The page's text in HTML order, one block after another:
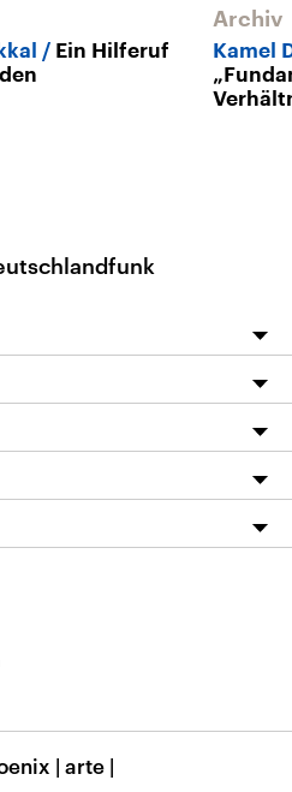
Ein Hilferuf
Archiv
Kamel
| arte |